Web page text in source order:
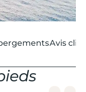
Avis